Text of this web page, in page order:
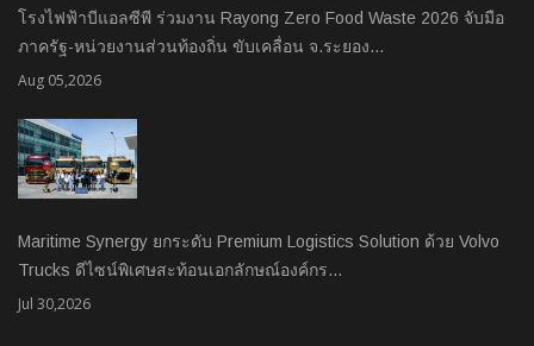
โรงไฟฟ้าบีแอลซีพี ร่วมงาน Rayong Zero Food Waste 2026 จับมือ
ภาครัฐ-หน่วยงานส่วนท้องถิ่น ขับเคลื่อน จ.ระยอง…
Aug 05,2026
Maritime Synergy ยกระดับ Premium Logistics Solution ด้วย Volvo
Trucks ดีไซน์พิเศษสะท้อนเอกลักษณ์องค์กร…
Jul 30,2026